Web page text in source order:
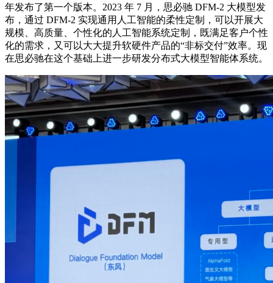
年发布了第一个版本。2023 年 7 月，思必驰 DFM-2 大模型发
布，通过 DFM-2 实现通用人工智能的柔性定制，可以开展大
规模、高质量、个性化的人工智能系统定制，既满足客户个性
化的需求，又可以大大提升软硬件产品的“非标交付”效率。现
在思必驰在这个基础上进一步研发分布式大模型智能体系统。